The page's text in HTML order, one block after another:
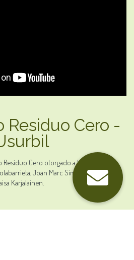
Residuo Cero -
Cero otorgado a Usurbil con la
Joan Marc Simon, Daisee
Karjalainen.